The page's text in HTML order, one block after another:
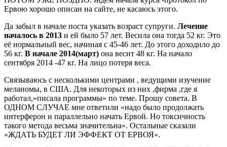
Ервою хорошо описан на сайте, не касаюсь этого.
Да забыл в начале поста указать возраст супруги. Лечение
началось в 2013 и ей было 57 лет. Весила она тогда 52 кг. Это
её нормальный вес, начиная с 45-46 лет. До этого доходило до
56 кг. В начале 2014(март) она весит 48 кг. На начало
сентября 2014 -47 кг. На лицо потеря веса.
Связываюсь с несколькими центрами , ведущими изучение
меланомы, в США. Для некоторых из них ,фирма ,где я
работал,»писала программы» по теме. Прошу совета. В
ОДНОМ СЛУЧАЕ мне ответили «надо было продолжать
интерферон и параллельно начать Ервой. Но токсичность
такого метода весьма значительна». Остальные сказали
«ЖДАТЬ БУДЕТ ЛИ ЭФФЕКТ ОТ ЕРВОЯ».